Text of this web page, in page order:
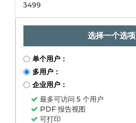
3499
选择一个选项
单个用户：
多用户：
企业用户：
最多可访问 5 个用户
PDF 报告视图
可打印